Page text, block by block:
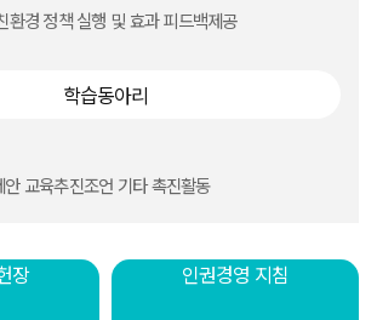
환경 정책 실행 및 효과 피드백제공
학습동아리
안 교육추진조언 기타 촉진활동
장 인권경영 지침